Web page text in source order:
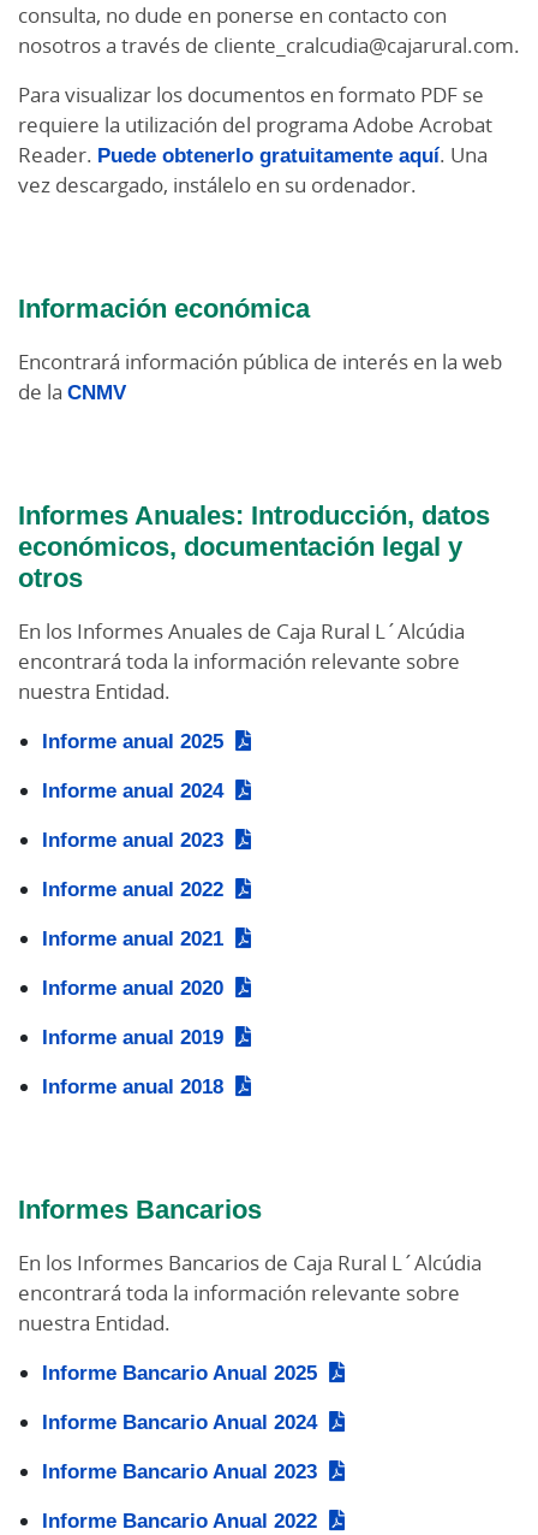
consulta, no dude en ponerse en contacto con
nosotros a través de cliente_cralcudia@cajarural.com.
Para visualizar los documentos en formato PDF se
requiere la utilización del programa Adobe Acrobat
Reader. Puede obtenerlo gratuitamente aquí. Una
vez descargado, instálelo en su ordenador.
Información económica
Encontrará información pública de interés en la web
de la CNMV
Informes Anuales: Introducción, datos
económicos, documentación legal y
otros
En los Informes Anuales de Caja Rural L´Alcúdia
encontrará toda la información relevante sobre
nuestra Entidad.
Informe anual 2025
Informe anual 2024
Informe anual 2023
Informe anual 2022
Informe anual 2021
Informe anual 2020
Informe anual 2019
Informe anual 2018
Informes Bancarios
En los Informes Bancarios de Caja Rural L´Alcúdia
encontrará toda la información relevante sobre
nuestra Entidad.
Informe Bancario Anual 2025
Informe Bancario Anual 2024
Informe Bancario Anual 2023
Informe Bancario Anual 2022